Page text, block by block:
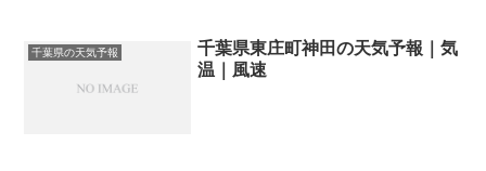
千葉県の天気予報
千葉県東庄町神田の天気予報｜気
温｜風速